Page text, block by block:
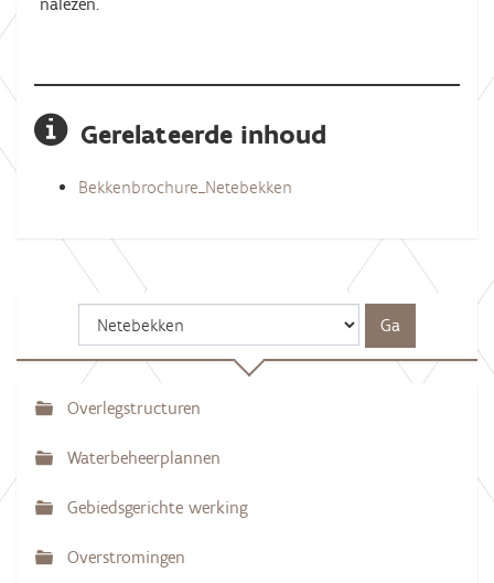
Gerelateerde inhoud
Bekkenbrochure_Netebekken
N
a
i
g
Overlegstructuren
Waterbeheerplannen
Gebiedsgerichte werking
Overstromingen